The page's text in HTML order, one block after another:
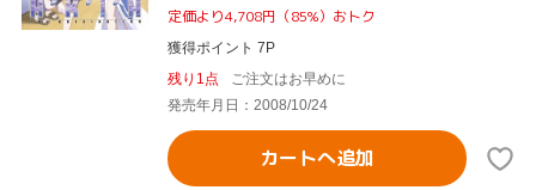
定価より4,708円（85%）おトク
獲得ポイント 7P
残り1点
ご注文はお早めに
発売年月日：2008/10/24
カートへ追加